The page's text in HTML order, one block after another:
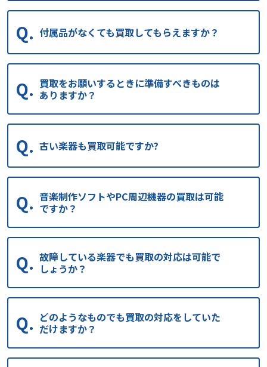
付属品がなくても買取してもらえますか？
買取をお願いするときに準備すべきものは
ありますか？
古い楽器も買取可能ですか?
音楽制作ソフトやPC周辺機器の買取は可能
ですか？
故障している楽器でも買取の対応は可能で
しょうか？
どのようなものでも買取の対応をしていた
だけますか？